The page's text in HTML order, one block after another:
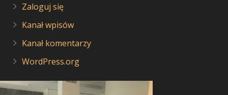
Zaloguj się
Kanał wpisów
Kanał komentarzy
WordPress.org